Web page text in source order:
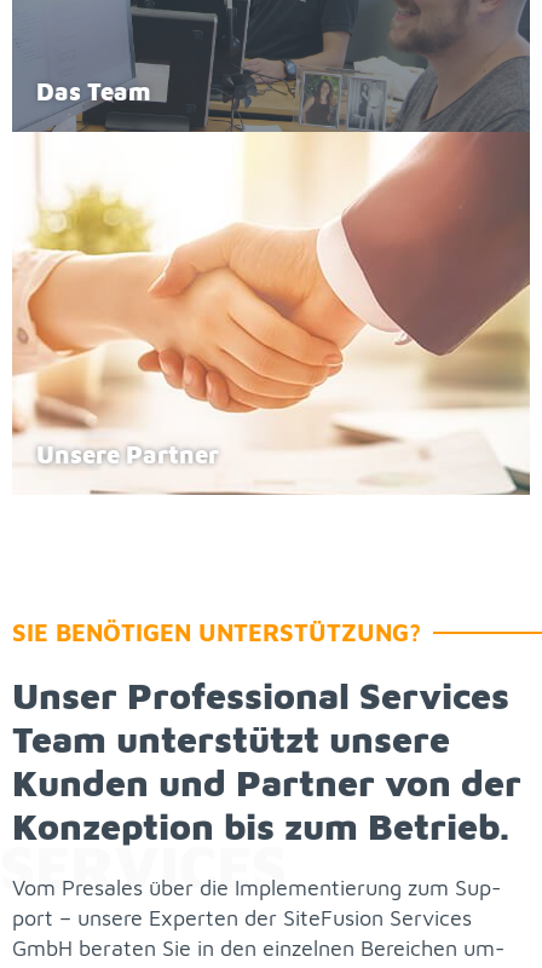
Das Team
Un­se­re Part­ner
SIE BE­NÖ­TI­GEN UN­TER­STÜT­ZUNG?
SER­VICES
Un­ser Pro­fes­sio­nal Ser­vices
Team un­ter­stützt un­se­re
Kun­den und Part­ner von der
Kon­zep­ti­on bis zum Be­trieb.
Vom Pre­sa­les über die Im­ple­men­tie­rung zum Sup­
port – un­se­re Ex­per­ten der Site­Fu­si­on Ser­vices
GmbH be­ra­ten Sie in den ein­zel­nen Be­rei­chen um­